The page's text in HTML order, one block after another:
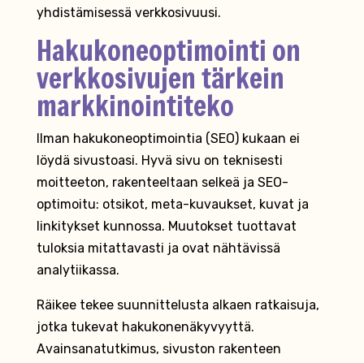
yhdistämisessä verkkosivuusi.
Hakukoneoptimointi on
verkkosivujen tärkein
markkinointiteko
Ilman hakukoneoptimointia (SEO) kukaan ei
löydä sivustoasi. Hyvä sivu on teknisesti
moitteeton, rakenteeltaan selkeä ja SEO-
optimoitu: otsikot, meta-kuvaukset, kuvat ja
linkitykset kunnossa. Muutokset tuottavat
tuloksia mitattavasti ja ovat nähtävissä
analytiikassa.
Räikee tekee suunnittelusta alkaen ratkaisuja,
jotka tukevat hakukonenäkyvyyttä.
Avainsanatutkimus, sivuston rakenteen